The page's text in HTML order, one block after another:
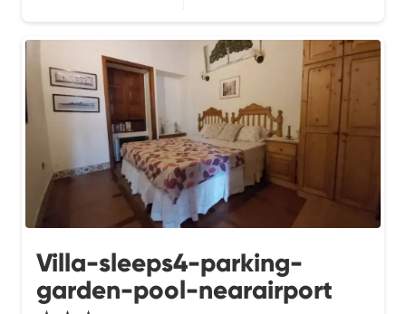
Villa-sleeps4-parking-
garden-pool-nearairport